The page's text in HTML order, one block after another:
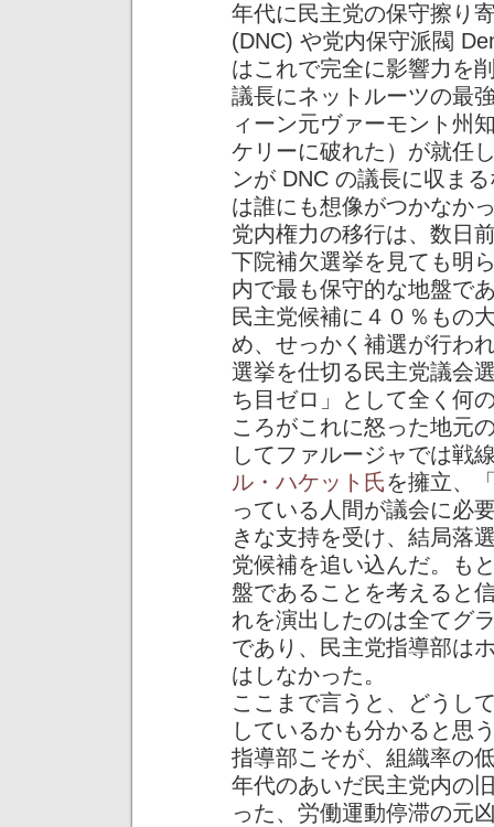
年代に民主党の保守擦り
(DNC) や党内保守派閥
はこれで完全に影響力を
議長にネットルーツの最
ィーン元ヴァーモント州
ケリーに破れた）が就任
ンが DNC の議長に収ま
は誰にも想像がつかなか
党内権力の移行は、数日
下院補欠選挙を見ても明
内で最も保守的な地盤で
民主党候補に４０％もの
め、せっかく補選が行わ
選挙を仕切る民主党議会
ち目ゼロ」として全く何
ころがこれに怒った地元
してファルージャでは戦
ル・ハケット氏を擁立、
っている人間が議会に必
きな支持を受け、結局落
党候補を追い込んだ。も
盤であることを考えると
れを演出したのは全てグ
であり、民主党指導部は
はしなかった。
ここまで言うと、どうし
しているかも分かると思
指導部こそが、組織率の
年代のあいだ民主党内の
った、労働運動停滞の元